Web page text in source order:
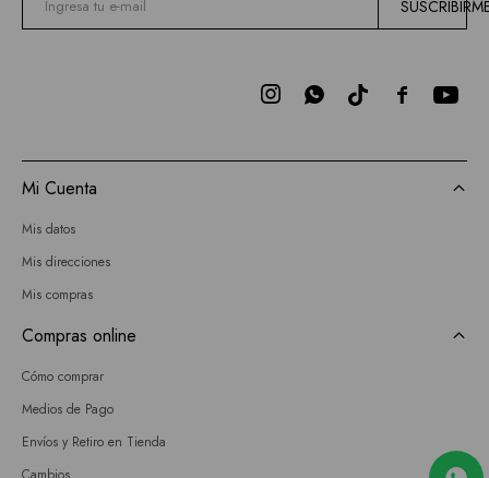

 
Mi Cuenta
Mis datos
Mis direcciones
Mis compras
Compras online
Cómo comprar
Medios de Pago
Envíos y Retiro en Tienda